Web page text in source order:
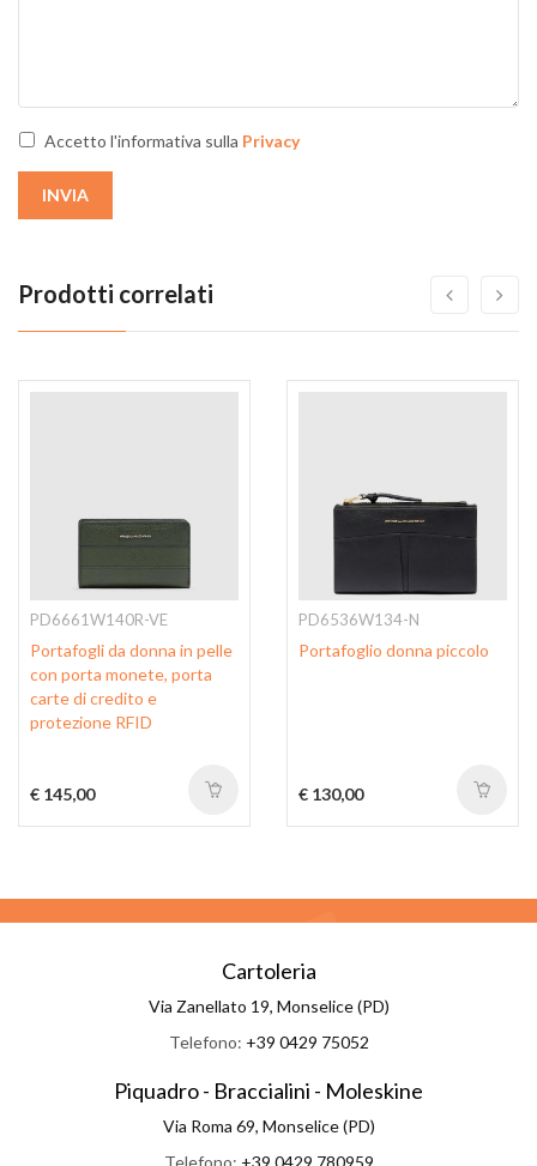
Accetto l'informativa sulla Privacy
INVIA
Prodotti correlati
PD6661W140R-VE
Portafogli da donna in pelle
con porta monete, porta
carte di credito e
protezione RFID
€ 145,00
PD6536W134-N
Portafoglio donna piccolo
€ 130,00
Cartoleria
Via Zanellato 19, Monselice (PD)
Telefono: +39 0429 75052
Piquadro - Braccialini - Moleskine
Via Roma 69, Monselice (PD)
Telefono: +39 0429 780959